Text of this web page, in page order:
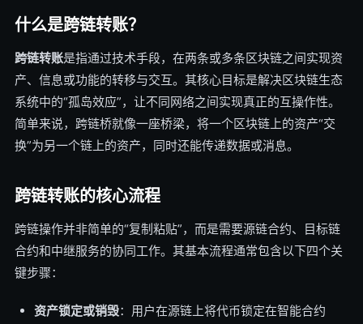
什么是跨链转账？
跨链转账是指通过技术手段，在两条或多条区块链之间实现资
产、信息或功能的转移与交互。其核心目标是解决区块链生态
系统中的“孤岛效应”，让不同网络之间实现真正的互操作性。
简单来说，跨链桥就像一座桥梁，将一个区块链上的资产“交
换”为另一个链上的资产，同时还能传递数据或消息。
跨链转账的核心流程
跨链操作并非简单的“复制粘贴”，而是需要源链合约、目标链
合约和中继服务的协同工作。其基本流程通常包含以下四个关
键步骤：
资产锁定或销毁：用户在源链上将代币锁定在智能合约